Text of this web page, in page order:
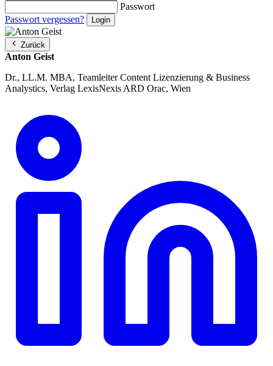
Passwort
Passwort vergessen?
Zurück
Anton Geist
Dr., LL.M. MBA, Teamleiter Content Lizenzierung & Business
Analystics, Verlag LexisNexis ARD Orac, Wien